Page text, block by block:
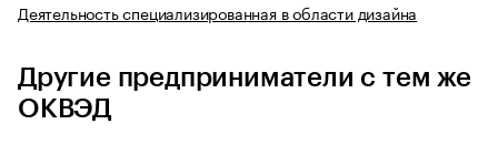
Деятельность специализированная в области дизайна
Другие предприниматели с тем же
ОКВЭД